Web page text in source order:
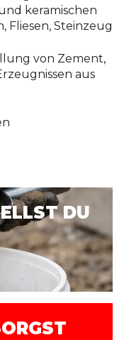
keramischen
Fliesen, Steinzeug
von Zement,
aus
DU